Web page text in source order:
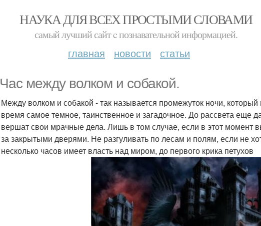
НАУКА ДЛЯ ВСЕХ ПРОСТЫМИ СЛОВАМИ
самый лучший сайт c познавательной информацией.
главная новости статьи
Час между волком и собакой.
Между волком и собакой - так называется промежуток ночи, который
время самое темное, таинственное и загадочное. До рассвета еще
вершат свои мрачные дела. Лишь в том случае, если в этот момент
за закрытыми дверями. Не разгуливать по лесам и полям, если не
несколько часов имеет власть над миром, до первого крика петухов